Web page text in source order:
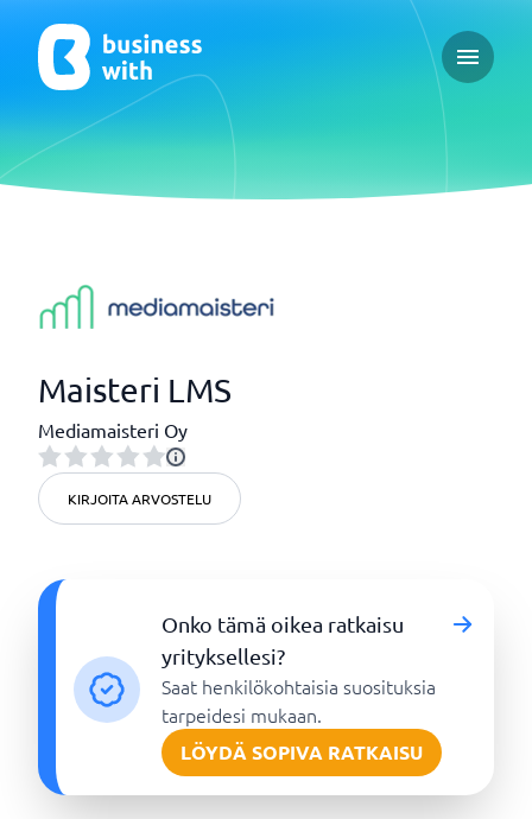
Open
Maisteri LMS
Mediamaisteri Oy
KIRJOITA ARVOSTELU
Onko tämä oikea ratkaisu
yrityksellesi?
Saat henkilökohtaisia suosituksia
tarpeidesi mukaan.
LÖYDÄ SOPIVA RATKAISU